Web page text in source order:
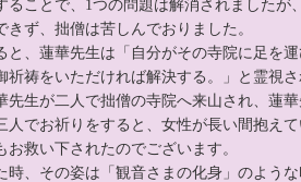
ことで、1つの問題は解消されましたが
ず、拙僧は苦しんでおりました。
と、蓮華先生は「自分がその寺院に足を
祈祷をいただければ解決する。」と霊視さ
先生が二人で拙僧の寺院へ来山され、蓮
人でお祈りをすると、女性が長い間抱え
救い下されたのでございます。
時、その姿は「観音さまの化身」のよう